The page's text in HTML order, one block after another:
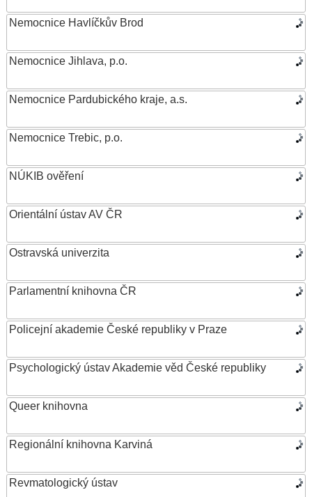
Nemocnice Havlíčkův Brod
Nemocnice Jihlava, p.o.
Nemocnice Pardubického kraje, a.s.
Nemocnice Trebic, p.o.
NÚKIB ověření
Orientální ústav AV ČR
Ostravská univerzita
Parlamentní knihovna ČR
Policejní akademie České republiky v Praze
Psychologický ústav Akademie věd České republiky
Queer knihovna
Regionální knihovna Karviná
Revmatologický ústav